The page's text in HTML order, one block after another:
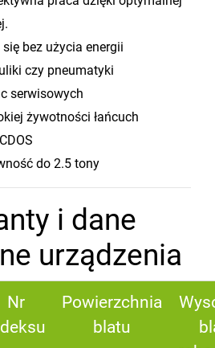
bez użycia energii
czy pneumatyki
serwisowych
żywotności łańcuch
do 2.5 tony
i dane
urządzenia
Nr
Powierzchnia
blatu